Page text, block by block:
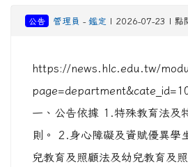
公告 管理員 - 鑑定 | 2026-07-23 | 點
https://news.hlc.edu.tw/
一、公告依據 1.特殊教育法及
則。 2.身心障礙及資賦優異學
兒教育及照顧法及幼兒教育及